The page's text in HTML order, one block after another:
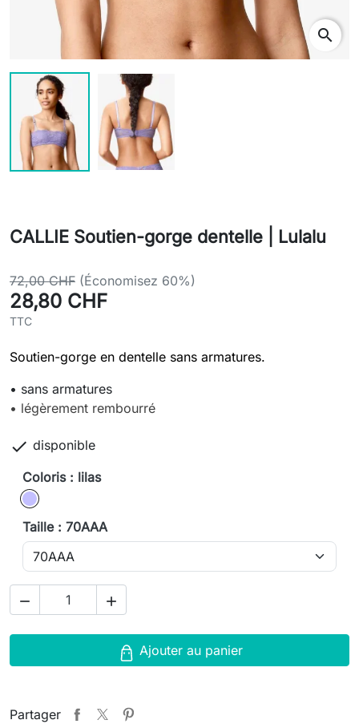
search
CALLIE Soutien-gorge dentelle | Lulalu
72,00 CHF (Économisez 60%)
28,80 CHF
TTC
Soutien-gorge en dentelle sans armatures.
• sans armatures
• légèrement rembourré
 disponible
Coloris : lilas
lilas
Taille : 70AAA
 
Ajouter au panier
Partager